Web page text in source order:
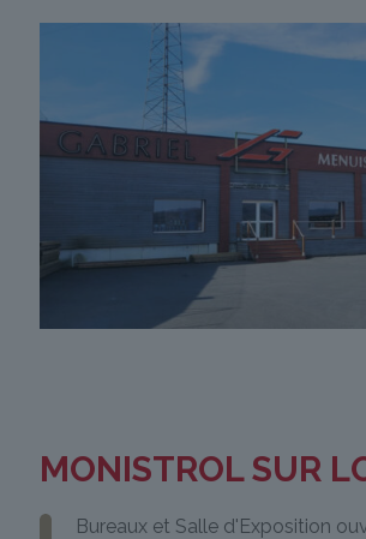
MONISTROL SUR
Bureaux et Salle d'Exposition